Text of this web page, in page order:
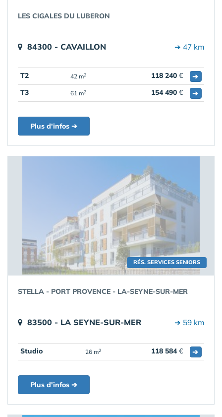
LES CIGALES DU LUBERON
84300 - CAVAILLON ➔ 47 km
T2 42 m2 118 240 €
➔
T3
61 m2 154 490 € ➔
Plus d'infos ➔
RÉS. SERVICES SENIORS
STELLA - PORT PROVENCE - LA-SEYNE-SUR-MER
83500 - LA SEYNE-SUR-MER ➔ 59 km
Studio 26 m2 118 584€ ➔
Plus d'infos ➔